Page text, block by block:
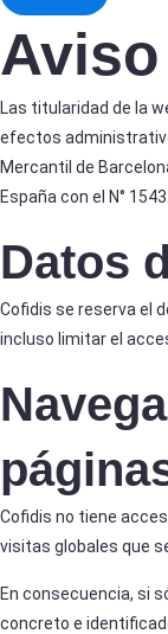
Las titularidad de la
efectos
Mercantil de
España con el N°
Datos
Cofidis se reserva el
incluso limitar el
Cofidis no tiene
visitas globales que
En consecuencia, si
concreto e